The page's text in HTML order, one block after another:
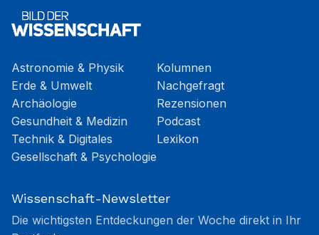
Astronomie & Physik
Erde & Umwelt
Archäologie
Gesundheit & Medizin
Technik & Digitales
Gesellschaft & Psychologie
Kolumnen
Nachgefragt
Rezensionen
Podcast
Lexikon
Wissenschaft-Newsletter
Die wichtigsten Entdeckungen der Woche direkt in Ihr